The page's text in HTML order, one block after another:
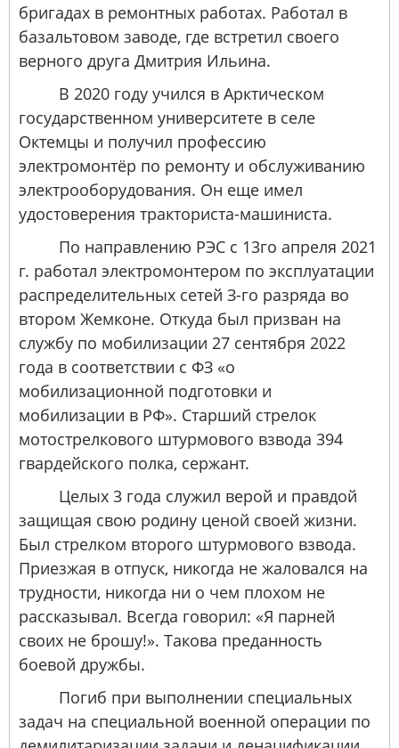
бригадах в ремонтных работах. Работал в
базальтовом заводе, где встретил своего
верного друга Дмитрия Ильина.
В 2020 году учился в Арктическом
государственном университете в селе
Октемцы и получил профессию
электромонтёр по ремонту и обслуживанию
электрооборудования. Он еще имел
удостоверения тракториста-машиниста.
По направлению РЭС с 13го апреля 2021
г. работал электромонтером по эксплуатации
распределительных сетей З-го разряда во
втором Жемконе. Откуда был призван на
службу по мобилизации 27 сентября 2022
года в соответствии с ФЗ «о
мобилизационной подготовки и
мобилизации в РФ». Старший стрелок
мотострелкового штурмового взвода 394
гвардейского полка, сержант.
Целых 3 года служил верой и правдой
защищая свою родину ценой своей жизни.
Был стрелком второго штурмового взвода.
Приезжая в отпуск, никогда не жаловался на
трудности, никогда ни о чем плохом не
рассказывал. Всегда говорил: «Я парней
своих не брошу!». Такова преданность
боевой дружбы.
Погиб при выполнении специальных
задач на специальной военной операции по